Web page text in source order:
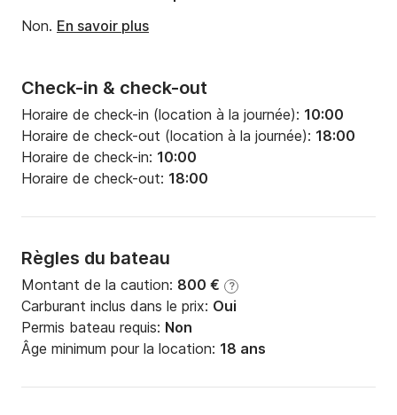
Check-in & check-out
Horaire de check-in (location à la journée): 10:00
Horaire de check-out (location à la journée): 18:00
Horaire de check-in: 10:00
Horaire de check-out: 18:00
Règles du bateau
Montant de la caution: 800 € ?
Carburant inclus dans le prix: Oui
Permis bateau requis: Non
Âge minimum pour la location: 18 ans
Non. En savoir plus